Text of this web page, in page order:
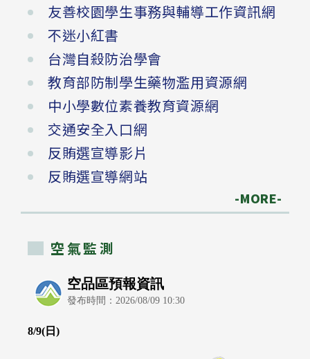
友善校園學生事務與輔導工作資訊網
不迷小紅書
台灣自殺防治學會
教育部防制學生藥物濫用資源網
中小學數位素養教育資源網
交通安全入口網
反賄選宣導影片
反賄選宣導網站
-MORE-
空氣監測